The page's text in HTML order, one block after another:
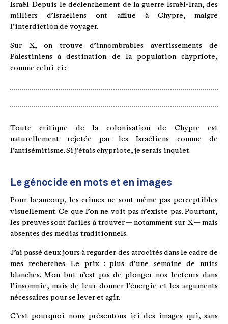
Israël. Depuis le déclenchement de la guerre Israël-Iran, des
milliers d’Israéliens ont afflué à Chypre, malgré
l’interdiction de voyager.
Sur X, on trouve d’innombrables avertissements de
Palestiniens à destination de la population chypriote,
comme celui-ci :
Toute critique de la colonisation de Chypre est
naturellement rejetée par les Israéliens comme de
l’antisémitisme. Si j’étais chypriote, je serais inquiet.
Le génocide en mots et en images
Pour beaucoup, les crimes ne sont même pas perceptibles
visuellement. Ce que l’on ne voit pas n’existe pas. Pourtant,
les preuves sont faciles à trouver — notamment sur X — mais
absentes des médias traditionnels.
J’ai passé deux jours à regarder des atrocités dans le cadre de
mes recherches. Le prix : plus d’une semaine de nuits
blanches. Mon but n’est pas de plonger nos lecteurs dans
l’insomnie, mais de leur donner l’énergie et les arguments
nécessaires pour se lever et agir.
C’est pourquoi nous présentons ici des images qui, sans